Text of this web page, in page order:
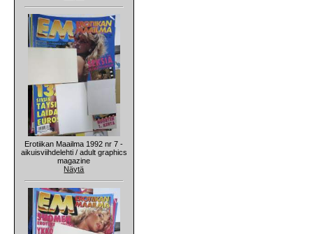
Erotiikan Maailma 1992 nr 7 -
aikuisviihdelehti / adult graphics
magazine
Näytä